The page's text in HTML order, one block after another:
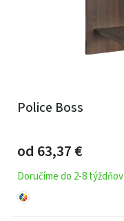
Police Boss
od 63,37 €
Doručíme do 2-8 týždňov